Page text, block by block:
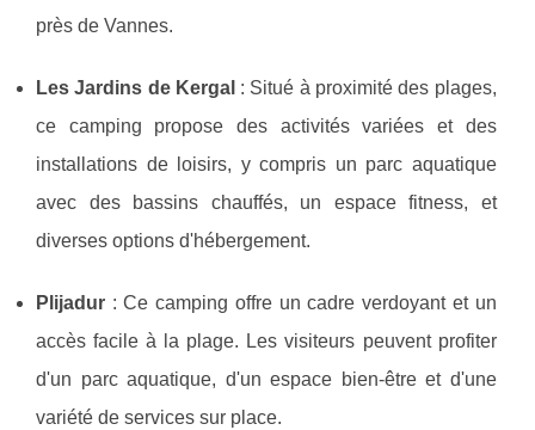
près de Vannes.
Les Jardins de Kergal : Situé à proximité des plages,
ce camping propose des activités variées et des
installations de loisirs, y compris un parc aquatique
avec des bassins chauffés, un espace fitness, et
diverses options d'hébergement.
Plijadur : Ce camping offre un cadre verdoyant et un
accès facile à la plage. Les visiteurs peuvent profiter
d'un parc aquatique, d'un espace bien-être et d'une
variété de services sur place.